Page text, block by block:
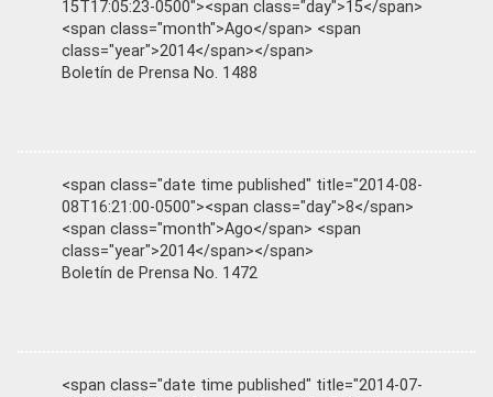
15T17:05:23-0500"><span class="day">15</span>
<span class="month">Ago</span> <span
class="year">2014</span></span>
Boletín de Prensa No. 1488
<span class="date time published" title="2014-08-
08T16:21:00-0500"><span class="day">8</span>
<span class="month">Ago</span> <span
class="year">2014</span></span>
Boletín de Prensa No. 1472
<span class="date time published" title="2014-07-